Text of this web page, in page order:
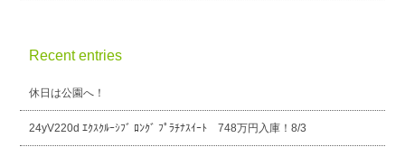
Recent entries
休日は公園へ！
24yV220d ｴｸｽｸﾙｰｼﾌﾞ ﾛﾝｸﾞ ﾌﾟﾗﾁﾅｽｲｰﾄ 748万円入庫！8/3